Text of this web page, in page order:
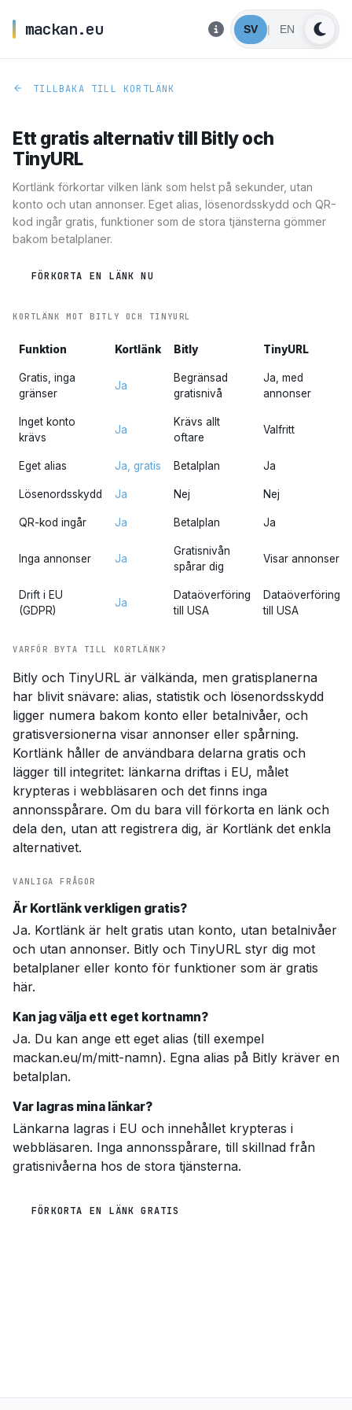
mackan.eu SV | EN
TILLBAKA TILL KORTLÄNK
Ett gratis alternativ till Bitly och
TinyURL
Kortlänk förkortar vilken länk som helst på sekunder, utan
konto och utan annonser. Eget alias, lösenordsskydd och QR-
kod ingår gratis, funktioner som de stora tjänsterna gömmer
bakom betalplaner.
FÖRKORTA EN LÄNK NU
KORTLÄNK MOT BITLY OCH TINYURL
Funktion Kortlänk Bitly TinyURL
Gratis, inga
gränser
Ja
Begränsad
gratisnivå
Ja, med
annonser
Inget konto
krävs
Ja
Krävs allt
oftare
Valfritt
Eget alias Ja, gratis Betalplan Ja
Lösenordsskydd Ja Nej Nej
QR-kod ingår Ja Betalplan Ja
Inga annonser Ja
Gratisnivån
spårar dig
Visar annonser
Drift i EU
(GDPR)
Ja
Dataöverföring
till USA
Dataöverföring
till USA
VARFÖR BYTA TILL KORTLÄNK?
Bitly och TinyURL är välkända, men gratisplanerna
har blivit snävare: alias, statistik och lösenordsskydd
ligger numera bakom konto eller betalnivåer, och
gratisversionerna visar annonser eller spårning.
Kortlänk håller de användbara delarna gratis och
lägger till integritet: länkarna driftas i EU, målet
krypteras i webbläsaren och det finns inga
annonsspårare. Om du bara vill förkorta en länk och
dela den, utan att registrera dig, är Kortlänk det enkla
alternativet.
VANLIGA FRÅGOR
Är Kortlänk verkligen gratis?
Ja. Kortlänk är helt gratis utan konto, utan betalnivåer
och utan annonser. Bitly och TinyURL styr dig mot
betalplaner eller konto för funktioner som är gratis
här.
Kan jag välja ett eget kortnamn?
Ja. Du kan ange ett eget alias (till exempel
mackan.eu/m/mitt-namn). Egna alias på Bitly kräver en
betalplan.
Var lagras mina länkar?
Länkarna lagras i EU och innehållet krypteras i
webbläsaren. Inga annonsspårare, till skillnad från
gratisnivåerna hos de stora tjänsterna.
FÖRKORTA EN LÄNK GRATIS